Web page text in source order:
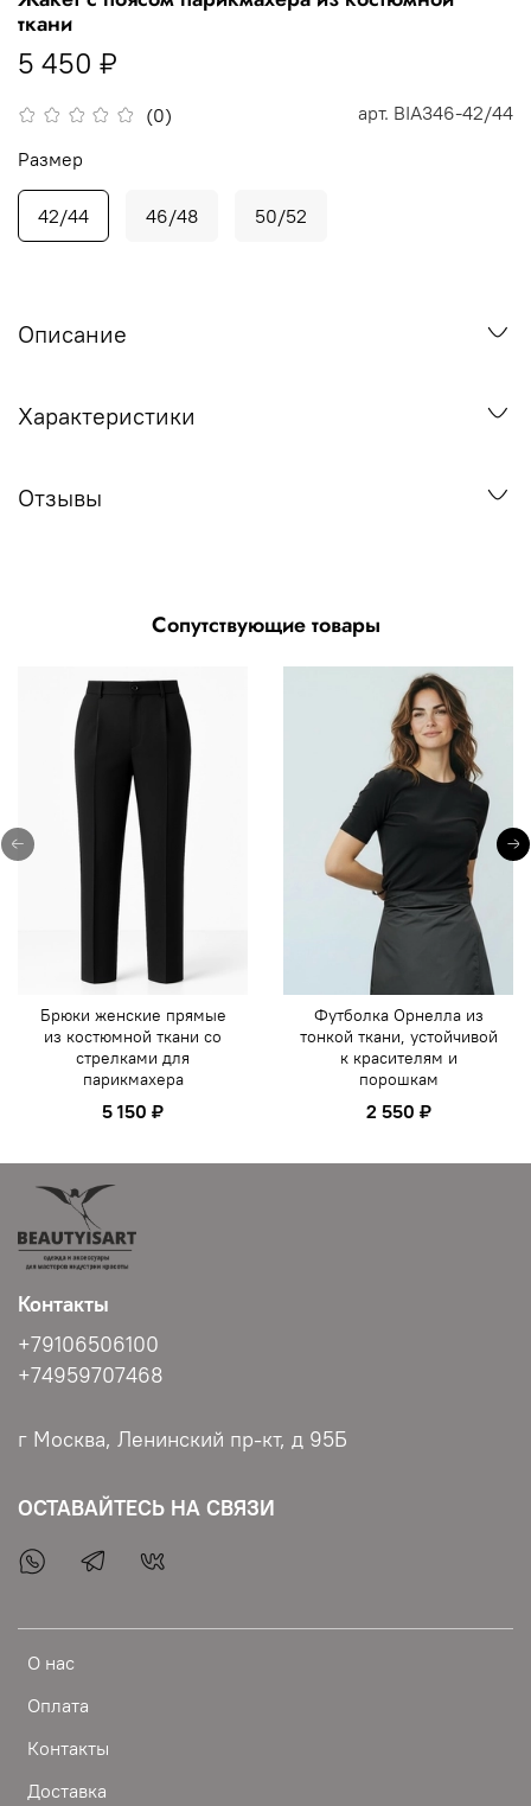
(0) арт. BIA346-42/44
ткани
5 450 ₽
Размер
42/44 46/48 50/52
Описание
Характеристики
Отзывы
Сопутствующие товары
Брюки женские прямые
из костюмной ткани со
стрелками для
парикмахера
5 150 ₽
Футболка Орнелла из
тонкой ткани, устойчивой
к красителям и
порошкам
2 550 ₽
О нас
Оплата
Контакты
Доставка
Контакты
+79106506100
+74959707468
г Москва, Ленинский пр-кт, д 95Б
ОСТАВАЙТЕСЬ НА СВЯЗИ